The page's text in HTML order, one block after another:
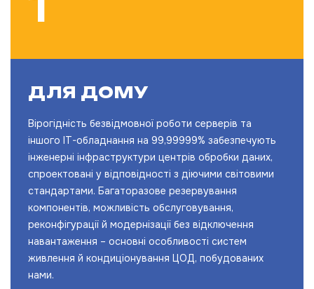
ДЛЯ ДОМУ
Вірогідність безвідмовної роботи серверів та
іншого IT-обладнання на 99,99999% забезпечують
інженерні інфраструктури центрів обробки даних,
спроектовані у відповідності з діючими світовими
стандартами. Багаторазове резервування
компонентів, можливість обслуговування,
реконфігурації й модернізації без відключення
навантаження – основні особливості систем
живлення й кондиціонування ЦОД, побудованих
нами.